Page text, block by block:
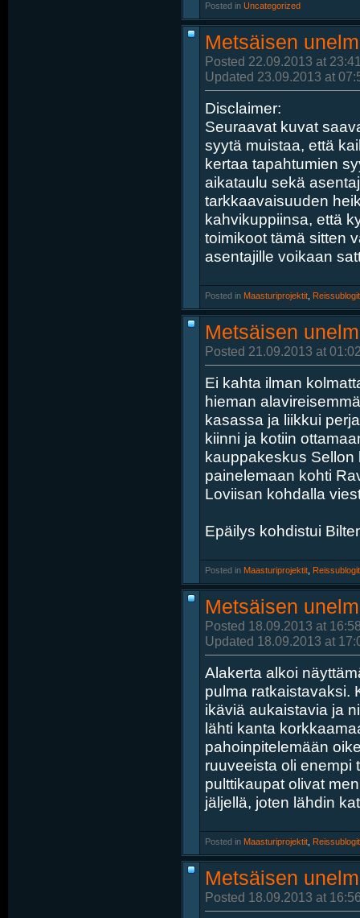
Posted in Uncategorized
Metsäisen
Posted 22.09.2013 at
Updated 23.09.2013 at
Disclaimer:
Seuraavat kuvat
syytä muistaa, että
kertaa tapahtumien
aikataulu sekä
tarkkaavaisuuden
kahvikuppiinsa, että
toimikoot tämä sitten
asentajille voikaan
Posted in Maasturiprojektit Reissublogit
Metsäisen
Posted 21.09.2013 at
Ei kahta ilman
hieman
kasassa ja liikkui
kiinni ja kotiin
kauppakeskus Sellon
painelemaan kohti
Loviisan kohdalla
Epäilys kohdistui
Posted in Maasturiprojektit Reissublogit
Metsäisen
Posted 18.09.2013 at
Updated 18.09.2013 at
Alakerta alkoi
pulma ratkaistavaksi.
ikäviä aukaistavia ja
lähti kanta
pahoinpitelemään
ruuveeista oli enempi
pulttikaupat olivat
jäljellä, joten lähdin
Posted in Maasturiprojektit Reissublogit
Metsäisen
Posted 18.09.2013 at